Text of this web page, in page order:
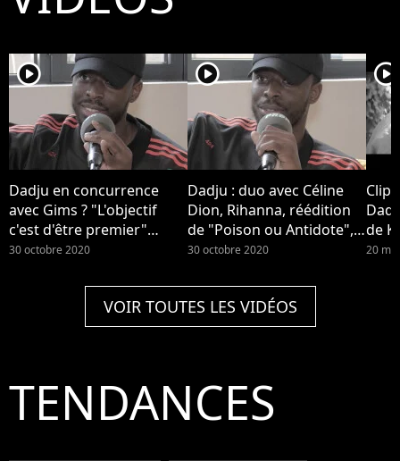
player2
Dadju en concurrence
avec Gims ? "L'objectif
c'est d'être premier"
(Interview)
30 octobre 2020
player2
Dadju : duo avec Céline
Dion, Rihanna, réédition
de "Poison ou Antidote",
image de loveur... Il se
30 octobre 2020
player2
Clip
de
20
VOIR TOUTES LES VIDÉOS
TENDANCES